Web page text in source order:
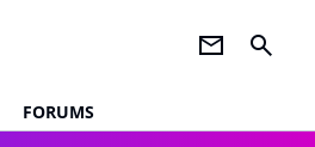
newsletter search
FORUMS